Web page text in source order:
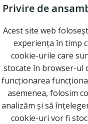
Privire de
Acest site web
experiența în timp
cookie-urile care
stocate în browser-ul
funcționarea
asemenea, folosim
analizăm și să
cookie-uri vor fi